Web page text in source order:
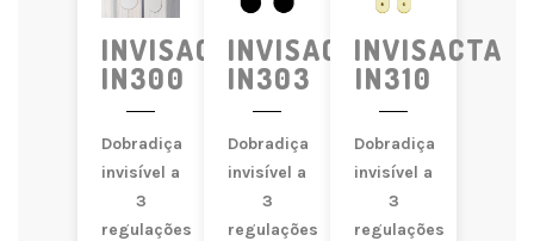
INVISACTA
IN300
Dobradiça
invisível a
3
regulações
INVISACTA
IN303
Dobradiça
invisível a
3
regulações
INVISACTA
IN310
Dobradiça
invisível a
3
regulações